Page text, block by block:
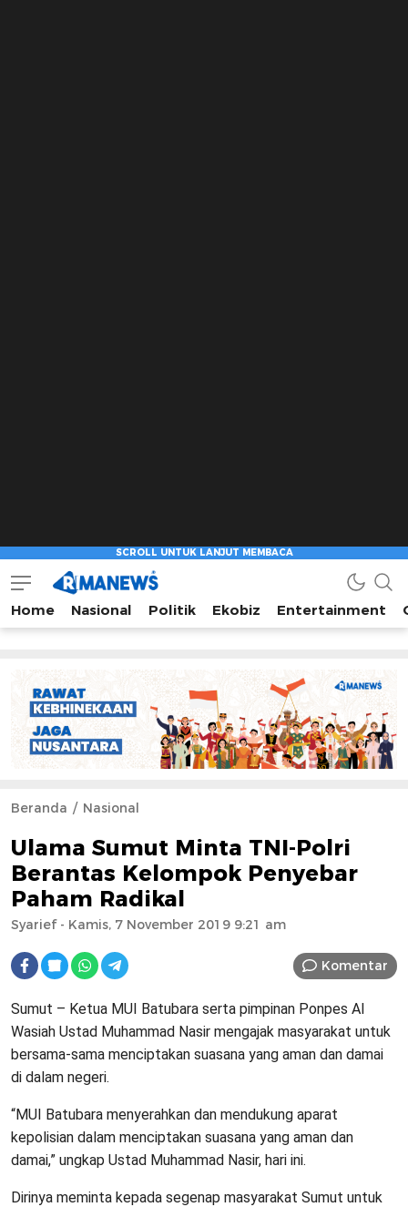
Home Nasional Politik Ekobiz Entertainment
Beranda Nasional
Ulama Sumut Minta TNI-Polri
Berantas Kelompok Penyebar
Paham Radikal
Syarief- Kamis, 7 November 2019 9:21 am
Komentar
Sumut – Ketua MUI Batubara serta pimpinan Ponpes Al
Wasiah Ustad Muhammad Nasir mengajak masyarakat untuk
bersama-sama menciptakan suasana yang aman dan damai
di dalam negeri.
“MUI Batubara menyerahkan dan mendukung aparat
kepolisian dalam menciptakan suasana yang aman dan
damai,” ungkap Ustad Muhammad Nasir, hari ini.
Dirinya meminta kepada segenap masyarakat Sumut untuk